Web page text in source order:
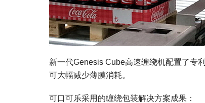
新一代Genesis Cube高速缠绕机配置了专
可大幅减少薄膜消耗。
可口可乐采用的缠绕包装解决方案成果：